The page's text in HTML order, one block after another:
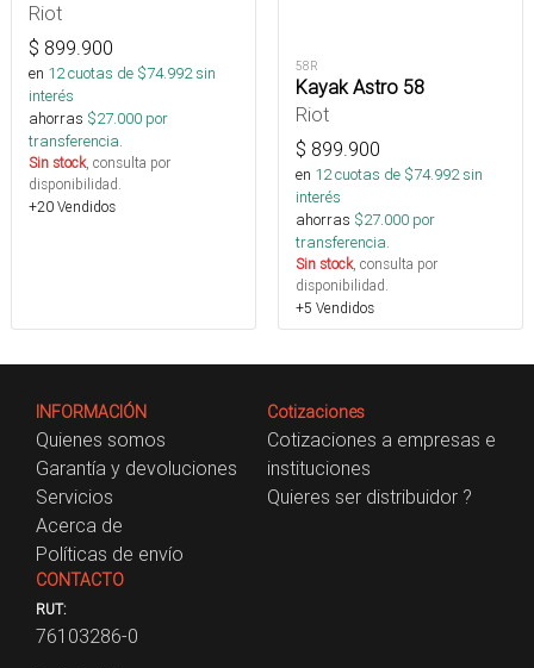
Riot
$ 899.900
en 12cuotas de $74.992sin
interés
ahorras $27.000 por
transferencia.
Sin stock, consulta por
disponibilidad.
+20 Vendidos
58R
Kayak Astro 58
Riot
$ 899.900
en 12cuotas de $74.992sin
interés
ahorras $27.000 por
transferencia.
Sin stock, consulta por
disponibilidad.
+5 Vendidos
INFORMACIÓN
Quienes somos
Garantía y devoluciones
Servicios
Acerca de
Políticas de envío
Cotizaciones
Cotizaciones a empresas e
instituciones
Quieres ser distribuidor ?
CONTACTO
RUT:
76103286-0